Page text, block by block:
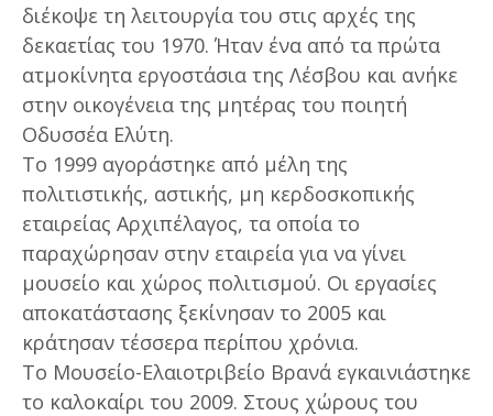
διέκοψε τη λειτουργία του στις αρχές της
δεκαετίας του 1970. Ήταν ένα από τα πρώτα
ατμοκίνητα εργοστάσια της Λέσβου και ανήκε
στην οικογένεια της μητέρας του ποιητή
Οδυσσέα Ελύτη.
Το 1999 αγοράστηκε από μέλη της
πολιτιστικής, αστικής, μη κερδοσκοπικής
εταιρείας Αρχιπέλαγος, τα οποία το
παραχώρησαν στην εταιρεία για να γίνει
μουσείο και χώρος πολιτισμού. Οι εργασίες
αποκατάστασης ξεκίνησαν το 2005 και
κράτησαν τέσσερα περίπου χρόνια.
Το Μουσείο-Ελαιοτριβείο Βρανά εγκαινιάστηκε
το καλοκαίρι του 2009. Στους χώρους του